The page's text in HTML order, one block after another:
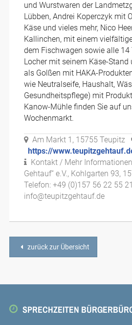
und Wurstwaren der
Lübben, Andrei Koperczyk mit
Käse und vieles mehr, Nico
Kallinchen, mit einem
dem Fischwagen sowie alle 14
Locher mit seinem Käse-
als Golßen mit HAKA-
wie Neutralseife, Haushalt,
Gesundheitspflege) mit
Kanow-Mühle finden Sie auf
Wochenmarkt.
Am Markt 1, 15755 Teupitz
https://
Kontakt / Mehr
Gehtauf“ e.V., Kohlgarten 93,
Telefon: +49 (0)157 56 22 55
info@teupitzgehtauf.de
zurück zur Übersicht
SPRECHZEITEN